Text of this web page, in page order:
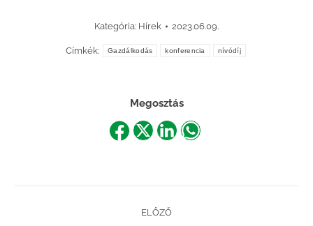
Kategória: Hírek 2023.06.09.
Címkék: Gazdálkodás konferencia nívódíj
Megosztás
ShareShareShareShare
ELŐZŐ